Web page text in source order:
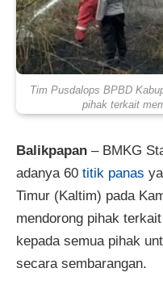
Tim Pusdalops BPBD
pihak terkait
Balikpapan – BMKG
adanya 60 titik panas
Timur (Kaltim) pada
mendorong pihak
kepada semua pihak
secara sembarangan.